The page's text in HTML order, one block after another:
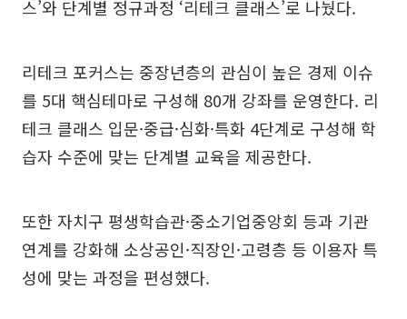
스’와 단계별 정규과정 ‘리테크 클래스’로 나눴다.
리테크 포커스는 중장년층의 관심이 높은 경제 이슈
를 5대 핵심테마로 구성해 80개 강좌를 운영한다. 리
테크 클래스 입문·중급·심화·특화 4단계로 구성해 학
습자 수준에 맞는 단계별 교육을 제공한다.
또한 자치구 평생학습관·중소기업중앙회 등과 기관
연계를 강화해 소상공인·직장인·고령층 등 이용자 특
성에 맞는 과정을 편성했다.